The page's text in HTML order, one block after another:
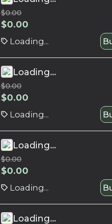
$0.00
$0.00
Loading...
Loading...
$0.00
$0.00
Loading...
Loading...
$0.00
$0.00
Loading...
Loading...